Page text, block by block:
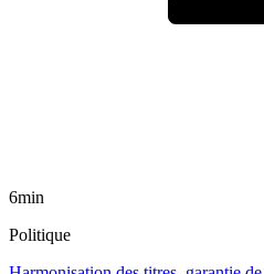
6min
Politique